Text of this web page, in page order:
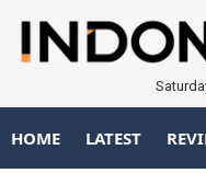
HOME LATEST